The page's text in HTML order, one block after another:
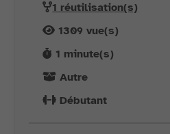
1 réutilisation(s)
1309 vue(s)
1 minute(s)
Autre
Débutant